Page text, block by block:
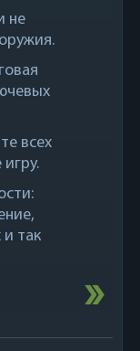
не
всех
и так